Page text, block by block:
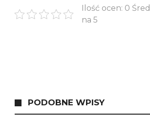
Ilość ocen: 0
na 5
PODOBNE WPISY